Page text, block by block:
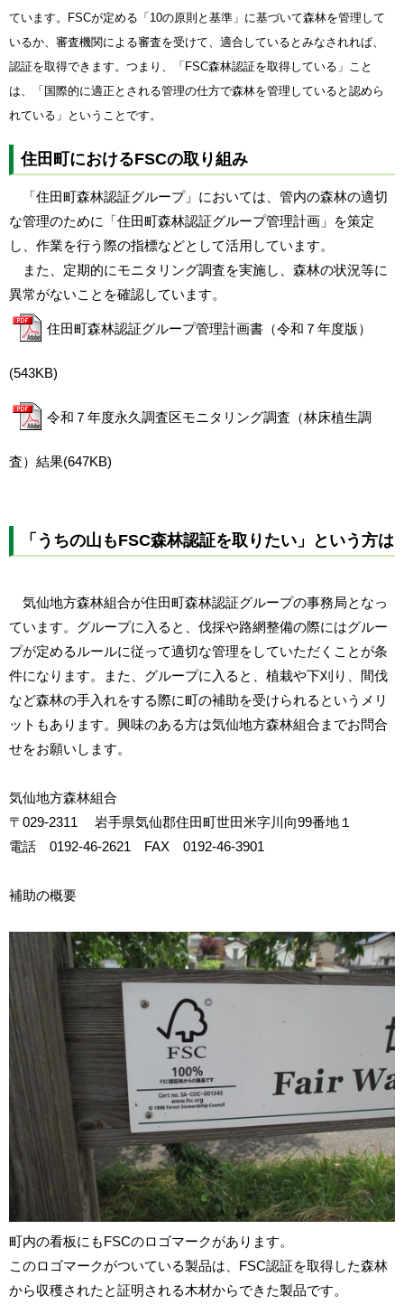
ています。
FSCが定める「 10の原則と基準」に基づいて森林を管理して
いるか、審査機関による審査を受けて、適合しているとみなされれば、
認証を取得できます。つまり、「 FSC森林認証を取得している」こと
は、「国際的に適正とされる管理の仕方で森林を管理していると認めら
れている」ということです。
住田町におけるFSCの取り組み
「住田町森林認証グループ」においては、管内の森林の適切
な管理のために「住田町森林認証グループ管理計画」を策定
し、作業を行う際の指標などとして活用しています。
また、定期的にモニタリング調査を実施し、森林の状況等に
異常がないことを確認しています。
住田町森林認証グループ管理計画書（令和７年度版）
(543KB)
令和７年度永久調査区モニタリング調査（林床植生調
査）結果(647KB)
「うちの山もFSC森林認証を取りたい」という方は
気仙地方森林組合が住田町森林認証グループの事務局となっ
ています。グループに入ると、伐採や路網整備の際にはグルー
プが定めるルールに従って適切な管理をしていただくことが条
件になります。また、グループに入ると、植栽や下刈り、間伐
など森林の手入れをする際に町の補助を受けられるというメリ
ットもあります。興味のある方は気仙地方森林組合までお問合
せをお願いします。
気仙地方森林組合
〒029-2311 岩手県気仙郡住田町世田米字川向99番地１
電話 0192-46-2621 FAX 0192-46-3901
補助の概要
町内の看板にもFSCのロゴマークがあります。
このロゴマークがついている製品は、 FSC認証を取得した森林
から収穫されたと証明される木材からできた製品です。